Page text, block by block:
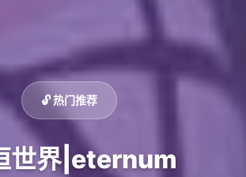
🔓 热门推荐
世界|eternum